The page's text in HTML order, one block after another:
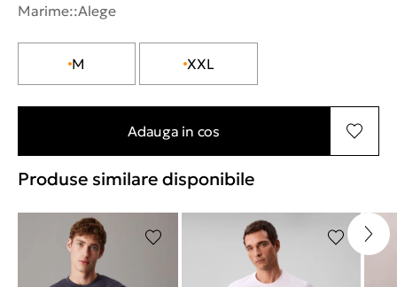
Marime::Alege
M XXL
Adauga in cos
Produse similare disponibile